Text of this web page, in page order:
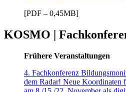
[PDF – 0,45MB]
KOSMO |
Frühere Veranstaltungen
4. Fachkonferenz
dem Radar! Neue Koordinaten